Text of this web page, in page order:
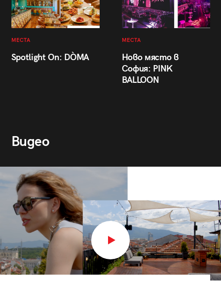
МЕСТА
Spotlight On: DÒMA
МЕСТА
Ново място в
София: PINK
BALLOON
Видео